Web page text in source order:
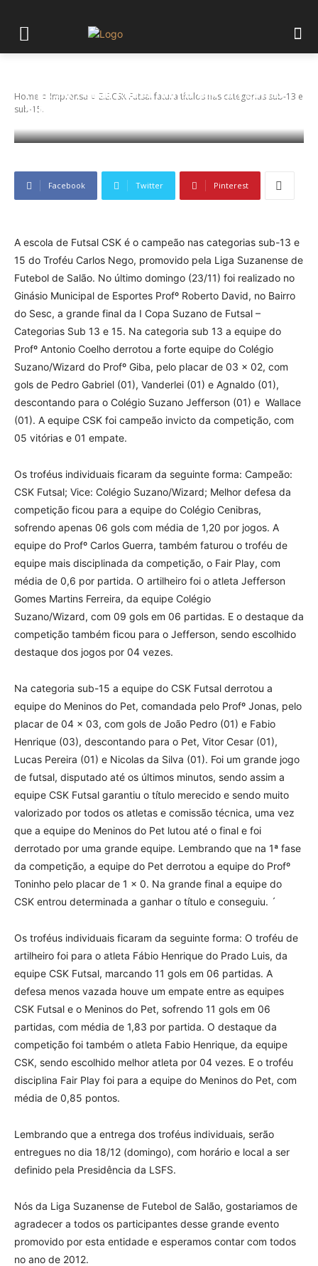
Home Imprensa
E.E.CSK Futsal fatura títulos nas categorias sub-13 e
sub-15.
E.E.CSK Futsal fatura títulos nas categorias
sub-13 e sub-15.
Facebook Twitter Pinterest
A escola de Futsal CSK é o campeão nas categorias sub-13 e
15 do Troféu Carlos Nego, promovido pela Liga Suzanense de
Futebol de Salão. No último domingo (23/11) foi realizado no
Ginásio Municipal de Esportes Profº Roberto David, no Bairro
do Sesc, a grande final da I Copa Suzano de Futsal –
Categorias Sub 13 e 15. Na categoria sub 13 a equipe do
Profº Antonio Coelho derrotou a forte equipe do Colégio
Suzano/Wizard do Profº Giba, pelo placar de 03 x 02, com
gols de Pedro Gabriel (01), Vanderlei (01) e Agnaldo (01),
descontando para o Colégio Suzano Jefferson (01) e Wallace
(01). A equipe CSK foi campeão invicto da competição, com
05 vitórias e 01 empate.
Os troféus individuais ficaram da seguinte forma: Campeão:
CSK Futsal; Vice: Colégio Suzano/Wizard; Melhor defesa da
competição ficou para a equipe do Colégio Cenibras,
sofrendo apenas 06 gols com média de 1,20 por jogos. A
equipe do Profº Carlos Guerra, também faturou o troféu de
equipe mais disciplinada da competição, o Fair Play, com
média de 0,6 por partida. O artilheiro foi o atleta Jefferson
Gomes Martins Ferreira, da equipe Colégio
Suzano/Wizard, com 09 gols em 06 partidas. E o destaque da
competição também ficou para o Jefferson, sendo escolhido
destaque dos jogos por 04 vezes.
Na categoria sub-15 a equipe do CSK Futsal derrotou a
equipe do Meninos do Pet, comandada pelo Profº Jonas, pelo
placar de 04 x 03, com gols de João Pedro (01) e Fabio
Henrique (03), descontando para o Pet, Vitor Cesar (01),
Lucas Pereira (01) e Nicolas da Silva (01). Foi um grande jogo
de futsal, disputado até os últimos minutos, sendo assim a
equipe CSK Futsal garantiu o título merecido e sendo muito
valorizado por todos os atletas e comissão técnica, uma vez
que a equipe do Meninos do Pet lutou até o final e foi
derrotado por uma grande equipe. Lembrando que na 1ª fase
da competição, a equipe do Pet derrotou a equipe do Profº
Toninho pelo placar de 1 x 0. Na grande final a equipe do
CSK entrou determinada a ganhar o título e conseguiu. ´
Os troféus individuais ficaram da seguinte forma: O troféu de
artilheiro foi para o atleta Fábio Henrique do Prado Luis, da
equipe CSK Futsal, marcando 11 gols em 06 partidas. A
defesa menos vazada houve um empate entre as equipes
CSK Futsal e o Meninos do Pet, sofrendo 11 gols em 06
partidas, com média de 1,83 por partida. O destaque da
competição foi também o atleta Fabio Henrique, da equipe
CSK, sendo escolhido melhor atleta por 04 vezes. E o troféu
disciplina Fair Play foi para a equipe do Meninos do Pet, com
média de 0,85 pontos.
Lembrando que a entrega dos troféus individuais, serão
entregues no dia 18/12 (domingo), com horário e local a ser
definido pela Presidência da LSFS.
Nós da Liga Suzanense de Futebol de Salão, gostariamos de
agradecer a todos os participantes desse grande evento
promovido por esta entidade e esperamos contar com todos
no ano de 2012.